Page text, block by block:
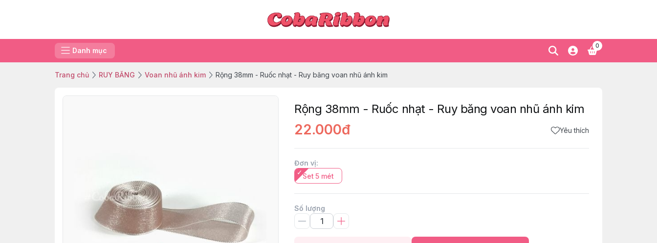
Danh mục
0
Trang chủ RUY BĂNG Voan nhũ ánh kim Rộng 38mm - Ruốc nhạt - Ruy băng voan nhũ ánh kim
Rộng 38mm - Ruốc nhạt - Ruy băng voan nhũ ánh kim
22.000đ Yêu thích
Đơn vị:
Set 5 mét
Số lượng